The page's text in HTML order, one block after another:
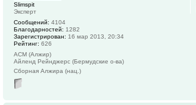
Slimspit
Эксперт
Сообщений: 4104
Благодарностей: 1282
Зарегистрирован: 16 мар 2013, 20:34
Рейтинг: 626
АСМ (Алжир)
Айленд Рейнджерс (Бермудские о-ва)
Сборная Алжира (нац.)